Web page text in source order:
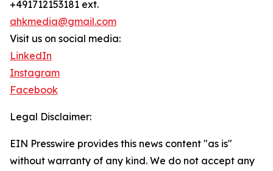
+491712153181 ext.
ahkmedia@gmail.com
Visit us on social media:
LinkedIn
Instagram
Facebook
Legal Disclaimer:
EIN Presswire provides this news content "as is"
without warranty of any kind. We do not accept any